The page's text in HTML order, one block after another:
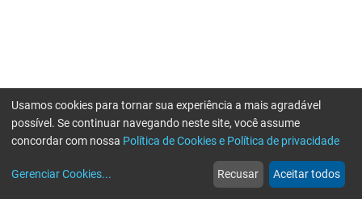
web
Notícias
more_horiz
Mais
Usamos cookies para tornar sua experiência a mais agradável
possível. Se continuar navegando neste site, você assume
concordar com nossa Política de Cookies e Política de privacidade
Gerenciar Cookies... Recusar Aceitar todos
Erro ao enviar informações, por favor tente novamente